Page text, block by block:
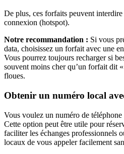
De plus, ces forfaits peuvent
connexion (hotspot).
Notre recommandation : Si vous
data, choisissez un forfait avec une
Vous pourrez toujours recharger si
souvent moins cher qu’un forfait dit
floues.
Obtenir un numéro local
Vous voulez un numéro de
Cette option peut être utile pour
faciliter les échanges professionnels
locaux de vous appeler facilement